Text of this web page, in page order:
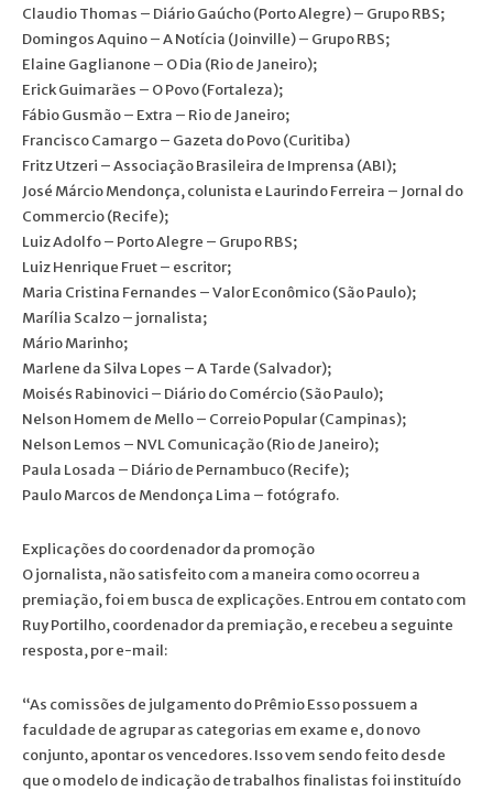
Claudio Thomas – Diário Gaúcho (Porto Alegre) – Grupo RBS;
Domingos Aquino – A Notícia (Joinville) – Grupo RBS;
Elaine Gaglianone – O Dia (Rio de Janeiro);
Erick Guimarães – O Povo (Fortaleza);
Fábio Gusmão – Extra – Rio de Janeiro;
Francisco Camargo – Gazeta do Povo (Curitiba)
Fritz Utzeri – Associação Brasileira de Imprensa (ABI);
José Márcio Mendonça, colunista e Laurindo Ferreira – Jornal do
Commercio (Recife);
Luiz Adolfo – Porto Alegre – Grupo RBS;
Luiz Henrique Fruet – escritor;
Maria Cristina Fernandes – Valor Econômico (São Paulo);
Marília Scalzo – jornalista;
Mário Marinho;
Marlene da Silva Lopes – A Tarde (Salvador);
Moisés Rabinovici – Diário do Comércio (São Paulo);
Nelson Homem de Mello – Correio Popular (Campinas);
Nelson Lemos – NVL Comunicação (Rio de Janeiro);
Paula Losada – Diário de Pernambuco (Recife);
Paulo Marcos de Mendonça Lima – fotógrafo.
Explicações do coordenador da promoção
O jornalista, não satisfeito com a maneira como ocorreu a
premiação, foi em busca de explicações. Entrou em contato com
Ruy Portilho, coordenador da premiação, e recebeu a seguinte
resposta, por e-mail:
“As comissões de julgamento do Prêmio Esso possuem a
faculdade de agrupar as categorias em exame e, do novo
conjunto, apontar os vencedores. Isso vem sendo feito desde
que o modelo de indicação de trabalhos finalistas foi instituído